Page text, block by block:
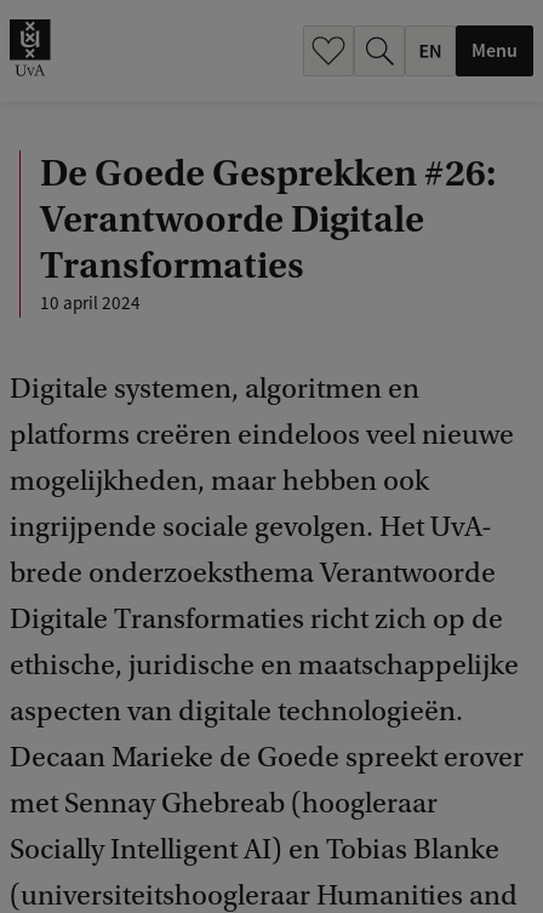
Menu
De Goede Gesprekken #26:
Verantwoorde Digitale
Transformaties
10 april 2024
Digitale systemen, algoritmen en
platforms creëren eindeloos veel nieuwe
mogelijkheden, maar hebben ook
ingrijpende sociale gevolgen. Het UvA-
brede onderzoeksthema Verantwoorde
Digitale Transformaties richt zich op de
ethische, juridische en maatschappelijke
aspecten van digitale technologieën.
Decaan Marieke de Goede spreekt erover
met Sennay Ghebreab (hoogleraar
Socially Intelligent AI) en Tobias Blanke
(universiteitshoogleraar Humanities and